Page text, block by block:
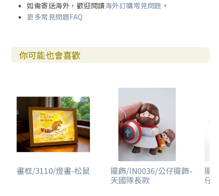
如需寄送海外，歡迎閱讀海外訂購常見問題 。
更多常見問題FAQ
你可能也會喜歡
畫框/3110/燈畫-松鼠 擺飾/IN0036/公仔擺飾-
天國隊長款
擺
仔